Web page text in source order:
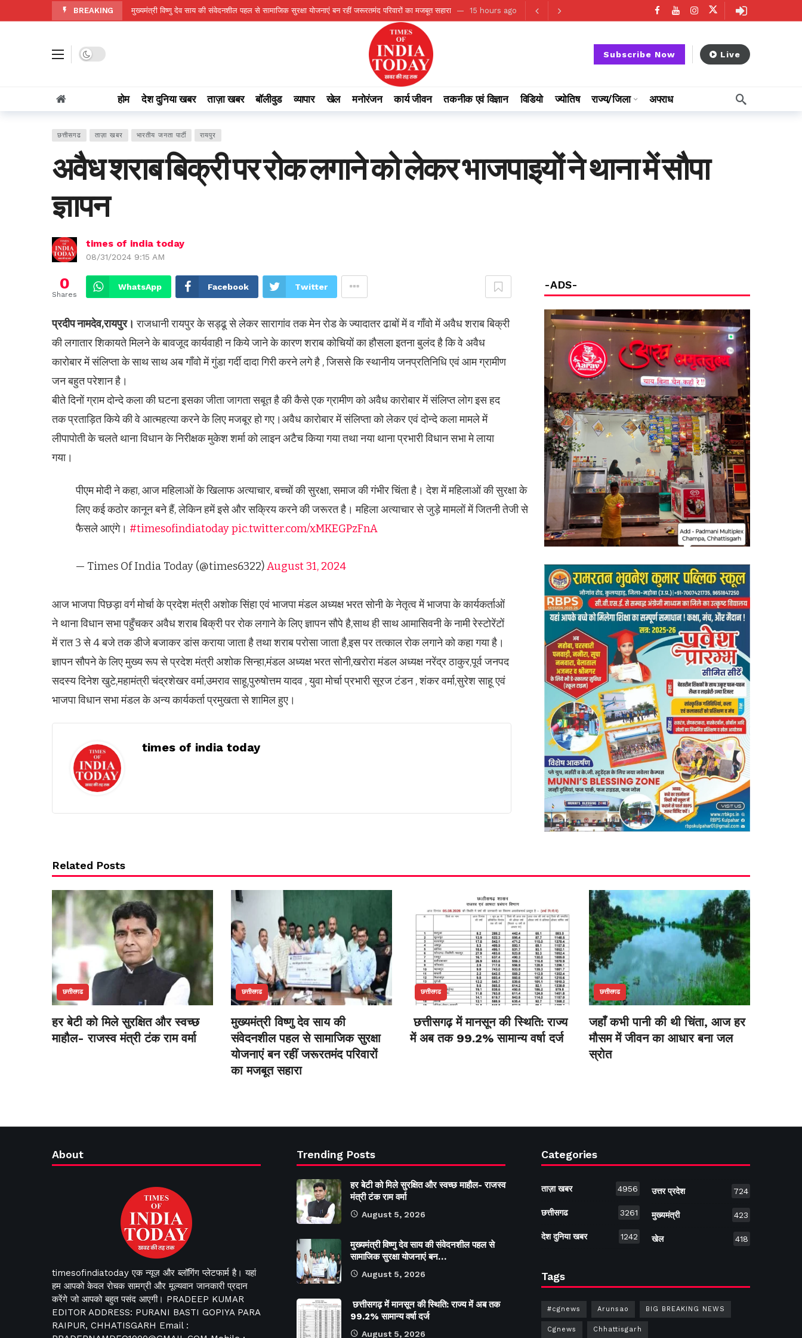
BREAKING मुख्यमंत्री विष्णु देव साय की संवेदनशील पहल से सामाजिक सुरक्षा योजनाएं बन रहीं जरूरतमंद परिवारों का मजबूत सहारा 15 hours ago
15 hours ago
15 hours ago
15 hours ago
कर्तव्यनिष्ठ होकर जनसेवा एवं सुशासन के लिए जमीनी स्तर पर करें बेहतर कार्य: मुख्यमंत्री विष्णु देव साय
छत्तीसगढ़ में निराश्रित मवेशियों के संरक्षण के लिए बड़ी पहल 15 hours ago
मोमिनपारा में निःशुल्क आयुष्मान कार्ड शिविर का सफल आयोजन
अभिषेक बेनर्जी को नेपाल की राजधानी में ‘अंतरराष्ट्रीय पत्रकारिता सम्मान-2026’ से नवाजा गया 16 hours ago
हर बेटी को मिले सुरक्षित और स्वच्छ माहौल- राजस्व मंत्री टंक राम वर्मा 15 hours ago
Dark mode Subscribe Now Live
होम देश दुनिया खबर ताज़ा खबर बॉलीवुड व्यापार खेल मनोरंजन कार्य जीवन तकनीक एवं विज्ञान विडियो ज्योतिष राज्य/जिला अपराध
छत्तीसगढ ताज़ा खबर भारतीय जनता पार्टी रायपुर
अवैध शराब बिक्री पर रोक लगाने को लेकर भाजपाइयों ने थाना में सौपा
ज्ञापन
times of india today
08/31/2024 9:15 AM
0
Shares
WhatsApp Facebook Twitter
प्रदीप नामदेव,रायपुर। राजधानी रायपुर के सड्ढू से लेकर सारागांव तक मेन रोड के ज्यादातर ढाबों में व गाँवो में अवैध शराब बिक्री
की लगातार शिकायते मिलने के बावजूद कार्यवाही न किये जाने के कारण शराब कोचियों का हौसला इतना बुलंद है कि वे अवैध
कारोबार में संलिप्ता के साथ साथ अब गाँवो में गुंडा गर्दी दादा गिरी करने लगे है , जिससे कि स्थानीय जनप्रतिनिधि एवं आम ग्रामीण
जन बहुत परेशान है।
बीते दिनों ग्राम दोन्दे कला की घटना इसका जीता जागता सबूत है की कैसे एक ग्रामीण को अवैध कारोबार में संलिप्त लोग इस हद
तक प्रताड़ित किये की वे आत्महत्या करने के लिए मजबूर हो गए।अवैध कारोबार में संलिप्ता को लेकर एवं दोन्दे कला मामले में
लीपापोती के चलते थाना विधान के निरीक्षक मुकेश शर्मा को लाइन अटैच किया गया तथा नया थाना प्रभारी विधान सभा मे लाया
गया।
पीएम मोदी ने कहा, आज महिलाओं के खिलाफ अत्याचार, बच्चों की सुरक्षा, समाज की गंभीर चिंता है। देश में महिलाओं की सुरक्षा के
लिए कई कठोर कानून बने हैं, लेकिन हमें इसे और सक्रिय करने की जरूरत है। महिला अत्याचार से जुड़े मामलों में जितनी तेजी से
फैसले आएंगे। #timesofindiatodaypic.twitter.com/xMKEGPzFnA
— Times Of India Today (@times6322)August 31, 2024
आज भाजपा पिछड़ा वर्ग मोर्चा के प्रदेश मंत्री अशोक सिंहा एवं भाजपा मंडल अध्यक्ष भरत सोनी के नेतृत्व में भाजपा के कार्यकर्ताओं
ने थाना विधान सभा पहुँचकर अवैध शराब बिक्री पर रोक लगाने के लिए ज्ञापन सौपे है,साथ ही साथ आमासिवनी के नामी रेस्टोरेंटों
में रात 3 से 4 बजे तक डीजे बजाकर डांस कराया जाता है तथा शराब परोसा जाता है,इस पर तत्काल रोक लगाने को कहा गया है।
ज्ञापन सौपने के लिए मुख्य रूप से प्रदेश मंत्री अशोक सिन्हा,मंडल अध्यक्ष भरत सोनी,खरोरा मंडल अध्यक्ष नरेंद्र ठाकुर,पूर्व जनपद
सदस्य दिनेश खुटे,महामंत्री चंद्रशेखर वर्मा,उमराव साहू,पुरुषोत्तम यादव , युवा मोर्चा प्रभारी सूरज टंडन , शंकर वर्मा,सुरेश साहू एवं
भाजपा विधान सभा मंडल के अन्य कार्यकर्ता प्रमुखता से शामिल हुए।
times of india today
-ADS-
Related Posts
छत्तीसगढ
हर बेटी को मिले सुरक्षित और स्वच्छ
माहौल- राजस्व मंत्री टंक राम वर्मा
छत्तीसगढ
मुख्यमंत्री विष्णु देव साय की
संवेदनशील पहल से सामाजिक सुरक्षा
योजनाएं बन रहीं जरूरतमंद परिवारों
का मजबूत सहारा
छत्तीसगढ
छत्तीसगढ़ में मानसून की स्थिति: राज्य
में अब तक 99.2% सामान्य वर्षा दर्ज
छत्तीसगढ
जहाँ कभी पानी की थी चिंता, आज हर
मौसम में जीवन का आधार बना जल
स्रोत
About
timesofindiatoday एक न्यूज़ और ब्लॉगिंग प्लेटफार्म है। यहां
हम आपको केवल रोचक सामग्री और मूल्यवान जानकारी प्रदान
करेंगे जो आपको बहुत पसंद आएगी। PRADEEP KUMAR
EDITOR ADDRESS: PURANI BASTI GOPIYA PARA
RAIPUR, CHHATISGARH Email :
Trending Posts
हर बेटी को मिले सुरक्षित और स्वच्छ माहौल- राजस्व
मंत्री टंक राम वर्मा
August 5, 2026
मुख्यमंत्री विष्णु देव साय की संवेदनशील पहल से
सामाजिक सुरक्षा योजनाएं बन…
August 5, 2026
छत्तीसगढ़ में मानसून की स्थिति: राज्य में अब तक
99.2% सामान्य वर्षा दर्ज
August 5, 2026
Categories
ताज़ा खबर 4956
छत्तीसगढ 3261
देश दुनिया खबर 1242
उत्तर प्रदेश 724
मुख्यमंत्री 423
खेल 418
Tags
#cgnews Arunsao BIG BREAKING NEWS
Cgnews Chhattisgarh